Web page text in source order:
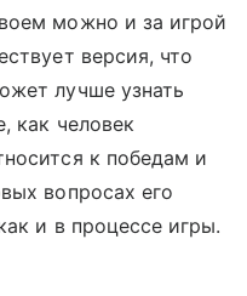
можно и за игрой
версия, что
лучше узнать
как человек
к победам и
вопросах его
и в процессе игры.